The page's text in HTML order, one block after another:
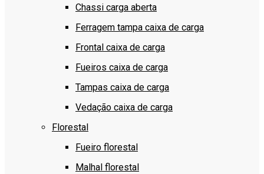
Chassi carga aberta
Ferragem tampa caixa de carga
Frontal caixa de carga
Fueiros caixa de carga
Tampas caixa de carga
Vedação caixa de carga
Florestal
Fueiro florestal
Malhal florestal